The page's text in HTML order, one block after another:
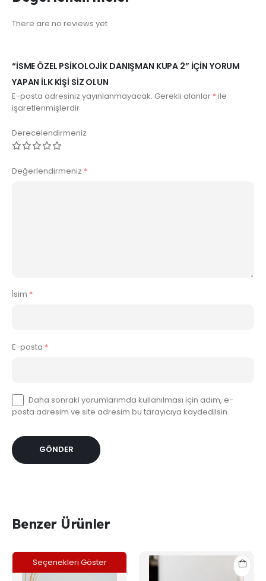
There are no reviews yet
“İSME ÖZEL PSIKOLOJIK DANIŞMAN KUPA 2” IÇIN YORUM
YAPAN ILK KIŞI SIZ OLUN
E-posta adresiniz yayınlanmayacak. Gerekli alanlar *ile
işaretlenmişlerdir
Derecelendirmeniz
Değerlendirmeniz *
İsim *
E-posta *
Daha sonraki yorumlarımda kullanılması için adım, e-
posta adresim ve site adresim bu tarayıcıya kaydedilsin.
Benzer Ürünler
Seçenekleri Göster